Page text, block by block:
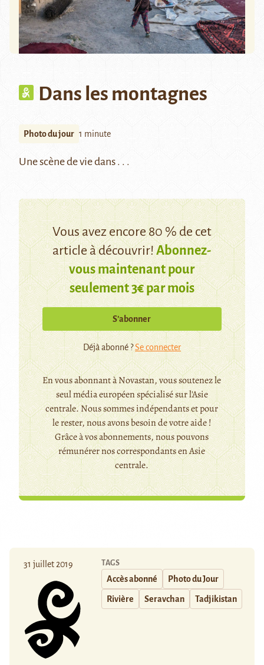
Dans les montagnes
Photo du jour 1 minute
Une scène de vie dans . . .
Vous avez encore 80 % de cet
article à découvrir!Abonnez-
vous maintenant pour
seulement 3€ par mois
S’abonner
Déjà abonné ?Se connecter
En vous abonnant à Novastan, vous soutenez le
seul média européen spécialisé sur l'Asie
centrale. Nous sommes indépendants et pour
le rester, nous avons besoin de votre aide !
Grâce à vos abonnements, nous pouvons
rémunérer nos correspondants en Asie
centrale.
31 juillet 2019 TAGS
Accès abonné Photo du Jour
Rivière Seravchan Tadjikistan